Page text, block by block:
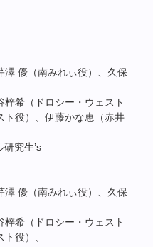
澤 優（南みれぃ役）、久保
希（ドロシー・ウェスト
ト役）、伊藤かな恵（赤井
究生’s
澤 優（南みれぃ役）、久保
希（ドロシー・ウェスト
役）、